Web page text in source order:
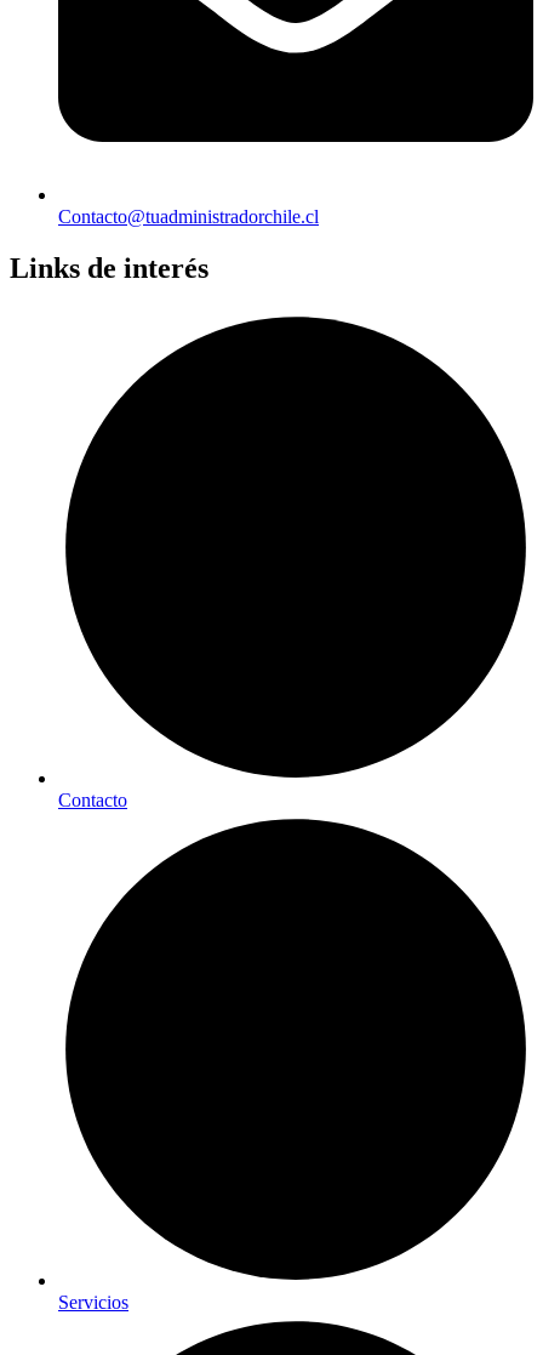
Contacto@tuadministradorchile.cl
Links de interés
Contacto
Servicios